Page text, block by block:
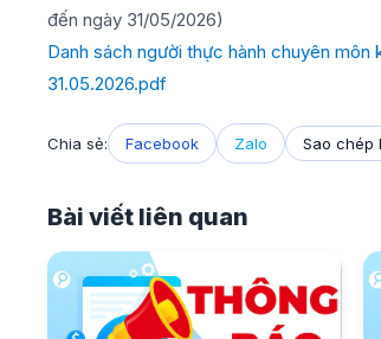
đến ngày 31/05/2026)
Danh sách người thực hành chuyên môn
31.05.2026.pdf
Chia sẻ: Facebook Zalo Sao chép
Bài viết liên quan